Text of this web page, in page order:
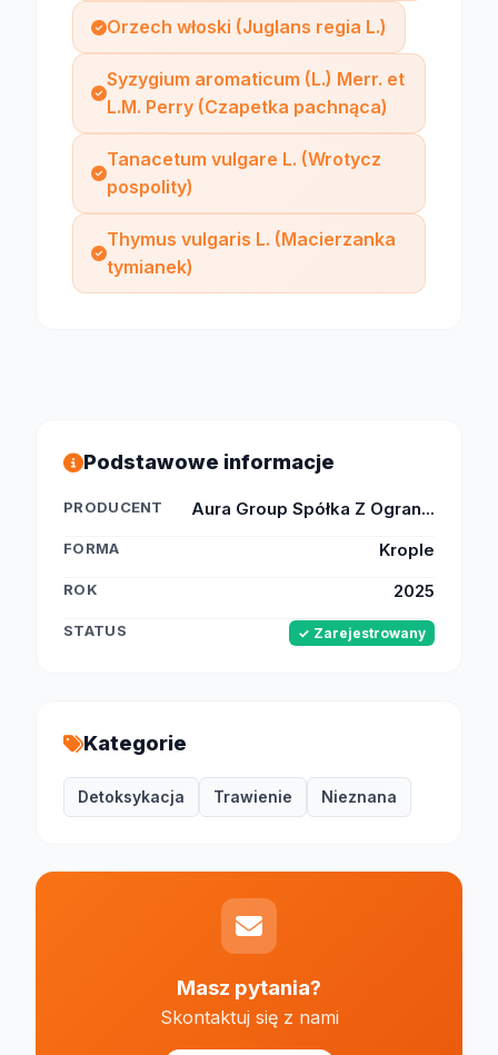
Orzech włoski (Juglans regia L.)
Syzygium aromaticum (L.) Merr. et
L.M. Perry (Czapetka pachnąca)
Tanacetum vulgare L. (Wrotycz
pospolity)
Thymus vulgaris L. (Macierzanka
tymianek)
Podstawowe informacje
PRODUCENT Aura Group Spółka Z Ogran...
FORMA Krople
ROK 2025
STATUS ✓ Zarejestrowany
Kategorie
Detoksykacja Trawienie Nieznana
Masz pytania?
Skontaktuj się z nami